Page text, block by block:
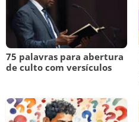
75 palavras para abertura
de culto com versículos